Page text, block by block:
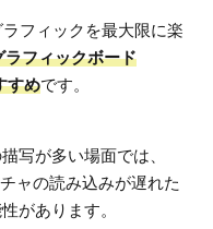
ラフィックを最大限に楽
フィックボード
すめです。
写が多い場面では、
ャの読み込みが遅れた
があります。